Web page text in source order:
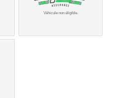
Véhicule non éligible.